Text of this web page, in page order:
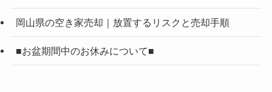
岡山県の空き家売却｜放置するリスクと売却手順
■お盆期間中のお休みについて■